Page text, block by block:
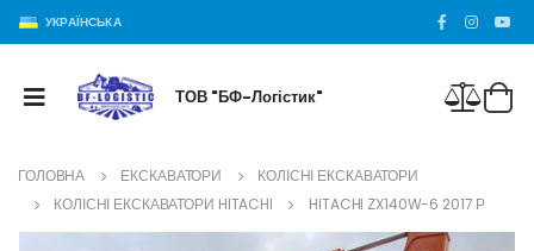
УКРАЇНСЬКА
ТОВ "БФ-Логістик"
ГОЛОВНА ЕКСКАВАТОРИ
КОЛІСНІ ЕКСКАВАТОРИ
КОЛІСНІ ЕКСКАВАТОРИ HITACHI
HITACHI ZX140W-6 2017 Р